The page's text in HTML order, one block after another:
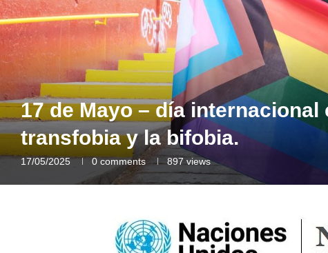
17 de Mayo – día
transfobia y la bifobia.
17/05/2025 0 comments 897views